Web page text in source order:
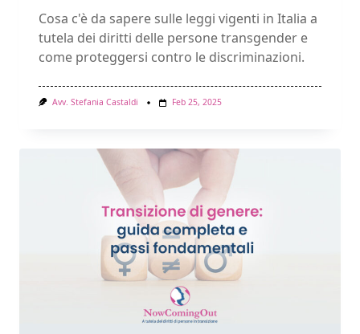
Cosa c'è da sapere sulle leggi vigenti in Italia a
tutela dei diritti delle persone transgender e
come proteggersi contro le discriminazioni.
Avv. Stefania Castaldi Feb 25, 2025